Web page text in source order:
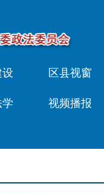
设 区县视窗
视频播报